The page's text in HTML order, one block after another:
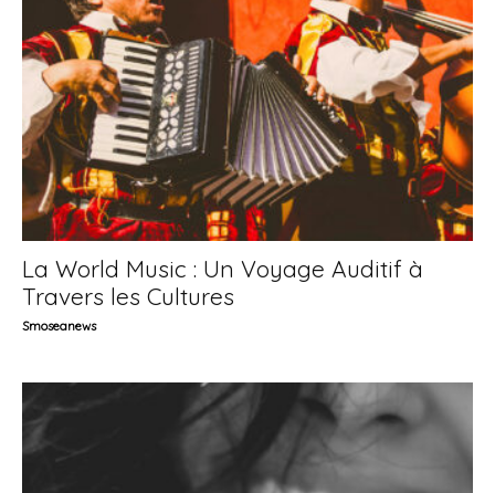
La World Music : Un Voyage Auditif à
Travers les Cultures
Smoseanews